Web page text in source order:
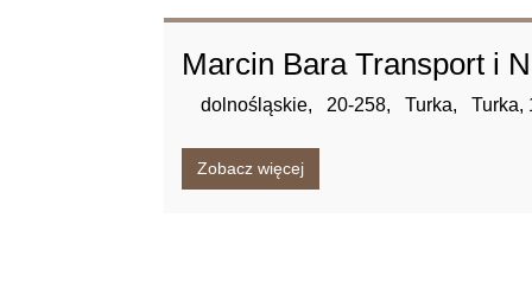
Marcin Bara Transport i
dolnośląskie, 20-258, Turka, Turka,
Zobacz więcej